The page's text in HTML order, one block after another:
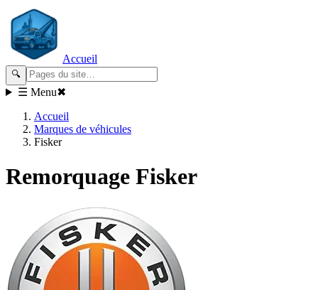
Accueil
🔍
☰ Menu✖
Accueil
Marques de véhicules
Fisker
Remorquage Fisker